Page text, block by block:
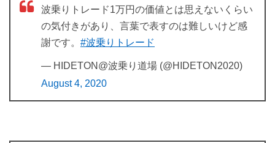
波乗りトレード1万円の価値とは思えないくらい
の気付きがあり、言葉で表すのは難しいけど感
謝です。 #波乗りトレード
— HIDETON@波乗り道場 (@HIDETON2020)
August 4, 2020